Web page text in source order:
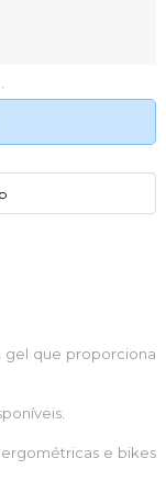
gel que proporciona
e bikes